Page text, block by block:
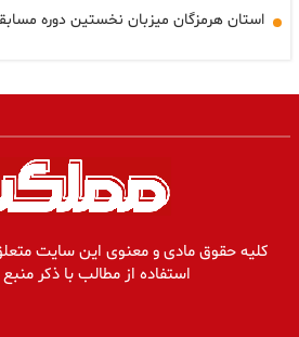
استان هرمزگان میزبان نخستین دوره
کلیه حقوق مادی و معنوی این سایت
استفاده از مطالب با ذکر